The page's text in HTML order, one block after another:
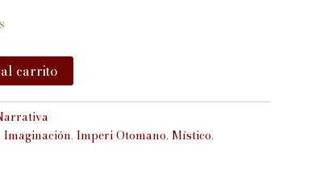
carrito
Imaginación, Imperi Otomano, Místico,